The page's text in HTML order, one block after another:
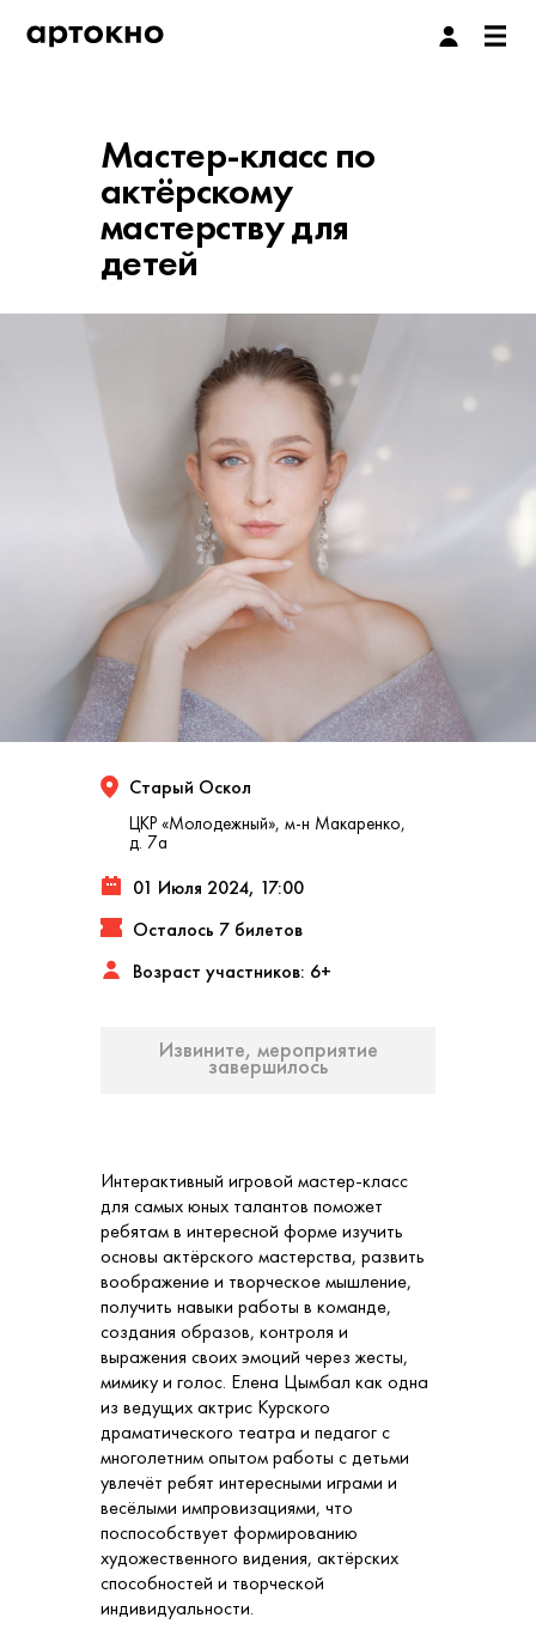
Мастер-класс по
актёрскому
мастерству для
детей
Старый Оскол
ЦКР «Молодежный», м-н Макаренко,
д. 7а
01 Июля 2024, 17:00
Осталось 7 билетов
Возраст участников: 6+
Извините, мероприятие
завершилось
Интерактивный игровой мастер-класс
для самых юных талантов поможет
ребятам в интересной форме изучить
основы актёрского мастерства, развить
воображение и творческое мышление,
получить навыки работы в команде,
создания образов, контроля и
выражения своих эмоций через жесты,
мимику и голос. Елена Цымбал как одна
из ведущих актрис Курского
драматического театра и педагог с
многолетним опытом работы с детьми
увлечёт ребят интересными играми и
весёлыми импровизациями, что
поспособствует формированию
художественного видения, актёрских
способностей и творческой
индивидуальности.